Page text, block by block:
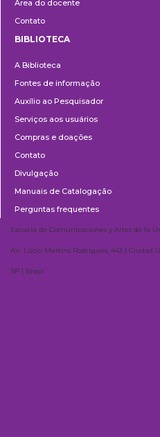
Área do docente
Contato
BIBLIOTECA
A Biblioteca
Fontes de informação
Auxílio ao Pesquisador
Serviços aos usuários
Compras e doações
Contato
Divulgação
Manuais de Catalogação
Perguntas frequentes
Escuela de Comunicaciones y Artes de la
AV. Lúcio Martins Rodrigues, 443 | Ciudad
SP | Brasil